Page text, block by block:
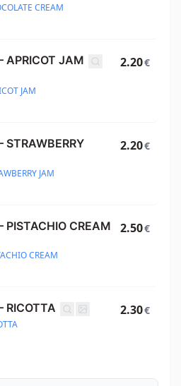
CREAM
APRICOT JAM
JAM
2.20€
JAM
2.20€
CREAM
CREAM
2.50€
RICOTTA 2.30€